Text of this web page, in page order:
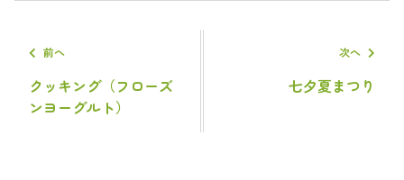
前へ
クッキング（フローズ
ンヨーグルト）
次へ
七夕夏まつり